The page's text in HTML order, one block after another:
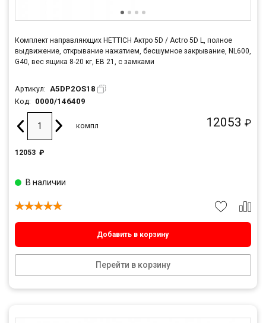
Комплект направляющих HETTICH Актро 5D / Actro 5D L, полное
выдвижение, открывание нажатием, бесшумное закрывание, NL600,
G40, вес ящика 8-20 кг, ЕВ 21, с замками
Артикул: A5DP2OS18
Код: 0000/146409
12053 ₽
компл
12053 ₽
Добавить в корзину
Перейти в корзину
В наличии